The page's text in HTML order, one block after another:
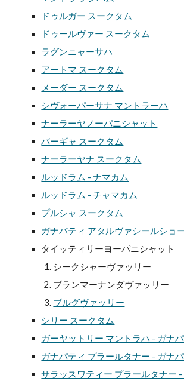
ドゥルガー スークタム
ドゥールヴァー スークタム
ラグンニャーサハ
アートマ スークタム
メーダー スークタム
シヴォーパーサナ マントラーハ
ナーラーヤノーパニシャット
バーギャ スークタム
ナーラーヤナ スークタム
ルッドラム - ナマカム
ルッドラム - チャマカム
プルシャ スークタム
ガナパティ アタルヴァシールショ
タイッティリーヨーパニシャット
シークシャーヴァッリー
ブランマーナンダヴァッリー
ブルグヴァッリー
シリー スークタム
ガーヤットリー マントラハ - ガナ
ガナパティ プラールタナー - ガナ
サラッスワティー プラールタナー